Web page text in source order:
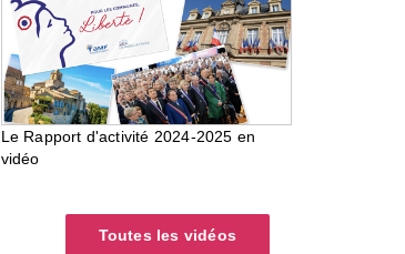
Le Rapport d'activité 2024-2025 en
vidéo
Toutes les vidéos